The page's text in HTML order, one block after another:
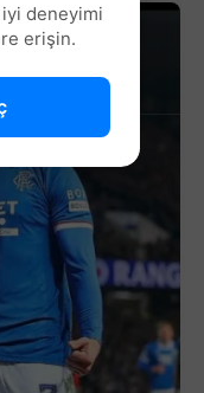
Aday!
iyi deneyimi
erişin.